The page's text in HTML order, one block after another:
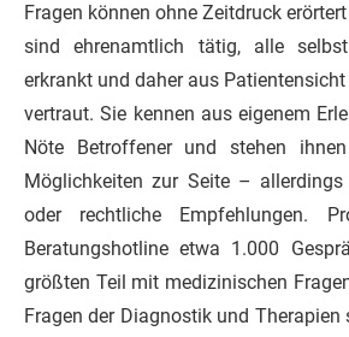
Fragen können ohne Zeitdruck
sind ehrenamtlich tätig, alle
erkrankt und daher aus
vertraut. Sie kennen aus eigenem
Nöte Betroffener und stehen
Möglichkeiten zur Seite –
oder rechtliche Empfehlungen.
Beratungshotline etwa 1.000
größten Teil mit medizinischen
Fragen der Diagnostik und Therapien